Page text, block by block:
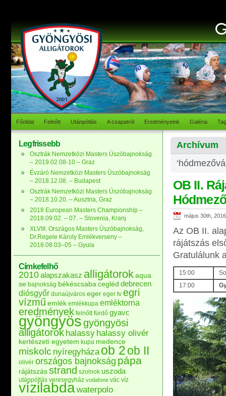
Főoldal Felnőtt Utánpótlás A csapatról Eredményeink Galéria
Archívum
OB II.
május 30th, 2016
Az OB II.
rájátszás
Gratulálunk
15:00
17:00
Legfrissebb
Osztrák Nemzetközi Masters Úszóbajnokság
– 2019.02.08-10 – Graz
Évzáró Nemzetközi Masters Úszóbajnokság
– 2018.12.08. – Budapest
Osztrák Nemzetközi Masters Úszóbajnokság
– 2018.10.20. – Ausztria, Graz
2018 European Masters Championship –
2018.09.02. – 07. – Slovenia, Kranj
XLVIII. Országos Masters Úszóbajnokság,
Dr.Regele Károly Emlékverseny –
2018.08.03–05 – Gyula
Címkefelhő
2010alapszakasz alligátorokaqua
se bajnokság békéscsaba cegléd debrecen
diósgyőr dunaújváros eger eger tv egri
vízműemlék emlékkupa emléktorna
eredmények felnőtt fürdő gyavc
gyöngyösgyöngyösi
alligátorok halassy halassy olivér
kertészeti egyetem kupa medence
miskolc nyíregyháza ob 2ob II
olivér országos bajnokság pápa
rájátszás strand szolnok uszoda
utánpótlás veresegyház vodafone vác víz
vízilabdawaterpolo